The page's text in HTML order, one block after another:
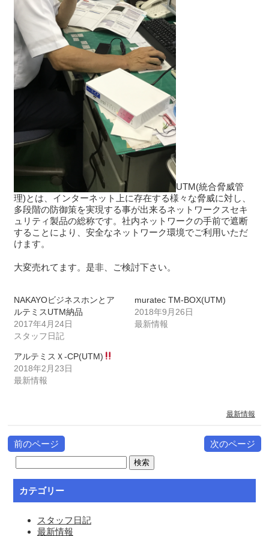
UTM(統合脅威管
理)とは、インターネット上に存在する様々な脅威に対し、
多段階の防御策を実現する事が出来るネットワークスセキ
ュリティ製品の総称です。社内ネットワークの手前で遮断
することにより、安全なネットワーク環境でご利用いただ
けます。
大変売れてます。是非、ご検討下さい。
NAKAYOビジネスホンとア
ルテミスUTM納品
2017年4月24日
スタッフ日記
muratec TM-BOX(UTM)
2018年9月26日
最新情報
アルテミスＸ-CP(UTM)
2018年2月23日
最新情報
最新情報
前のページ 次のページ
カテゴリー
スタッフ日記
最新情報